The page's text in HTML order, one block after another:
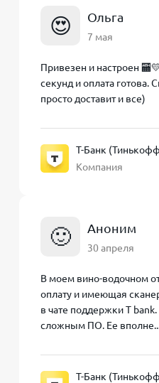
😍 Ольга
7 мая
Привезен и настроен
секунд и оплата готова.
просто доставит и все)
Т-Банк
Компания
🙂 Аноним
30 апреля
В моем вино-водочном
оплату и имеющая
в чате поддержки T
сложным ПО. Ее
Т-Банк